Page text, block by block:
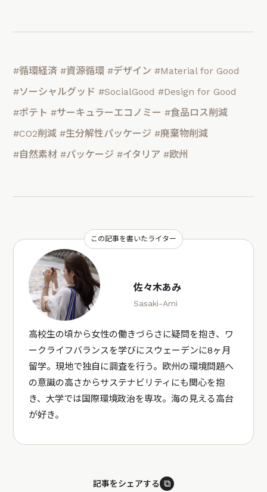
#循環経済 #資源循環 #デザイン #Material for Good
#ソーシャルグッド #SocialGood #Design for Good
#ポテト #サーキュラーエコノミー #食品ロス削減
#CO2削減 #生分解性パッケージ #廃棄物削減
#自然素材 #パッケージ #イタリア #欧州
この記事を書いたライター
佐々木あみ
Sasaki-Ami
高校生の頃から女性の働きづらさに疑問を抱き、ワ
ークライフバランスを学びにスウェーデンに8ヶ月
留学。現地で独自に調査を行う。欧州の環境問題へ
の意識の高さからサステナビリティにも関心を抱
き、大学では国際環境政治を専攻。海の見える高台
が好き。
記事をシェアする ⧉